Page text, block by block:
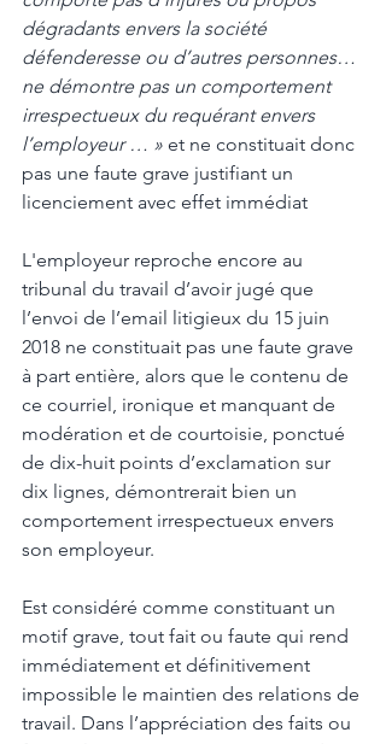
dégradants envers la société
défenderesse ou d’autres personnes…
ne démontre pas un comportement
irrespectueux du requérant envers
l’employeur … » et ne constituait donc
pas une faute grave justifiant un
licenciement avec effet immédiat
L'employeur reproche encore au
tribunal du travail d’avoir jugé que
l’envoi de l’email litigieux du 15 juin
2018 ne constituait pas une faute grave
à part entière, alors que le contenu de
ce courriel, ironique et manquant de
modération et de courtoisie, ponctué
de dix-huit points d’exclamation sur
dix lignes, démontrerait bien un
comportement irrespectueux envers
son employeur.
Est considéré comme constituant un
motif grave, tout fait ou faute qui rend
immédiatement et définitivement
impossible le maintien des relations de
travail. Dans l’appréciation des faits ou